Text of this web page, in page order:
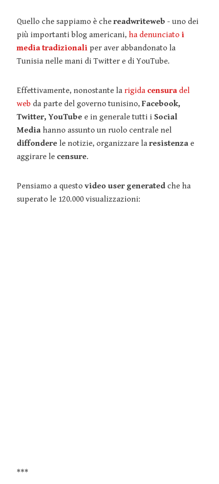
Quello che sappiamo è che readwriteweb - uno dei
più importanti blog americani, ha denunciato i
media tradizionali per aver abbandonato la
Tunisia nelle mani di Twitter e di YouTube.
Effettivamente, nonostante la rigida censuradel
web da parte del governo tunisino, Facebook,
Twitter, YouTube e in generale tutti i Social
Mediahanno assunto un ruolo centrale nel
diffondere le notizie, organizzare la resistenza e
aggirare le censure.
Pensiamo a questo video user generatedche ha
superato le 120.000 visualizzazioni:
***